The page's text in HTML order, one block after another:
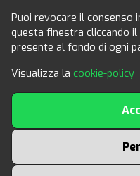
Per
Informazioni
per suggerire
Puoi revocare il consenso
questa finestra cliccando il
presente al fondo di ogni
Visualizza la cookie-policy